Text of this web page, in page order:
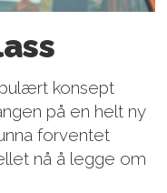
konsept
på en helt ny
forventet
nå å legge om